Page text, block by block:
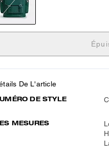
De L'article
DE STYLE
MESURES